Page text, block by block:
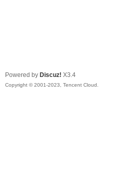
Powered by Discuz! X3.4
Copyright © 2001-2023, Tencent Cloud.